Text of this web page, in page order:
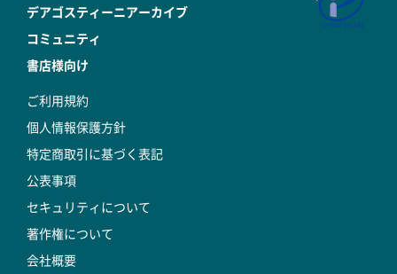
デアゴスティーニアーカイブ
コミュニティ
書店様向け
ご利用規約
個人情報保護方針
特定商取引に基づく表記
公表事項
セキュリティについて
著作権について
会社概要